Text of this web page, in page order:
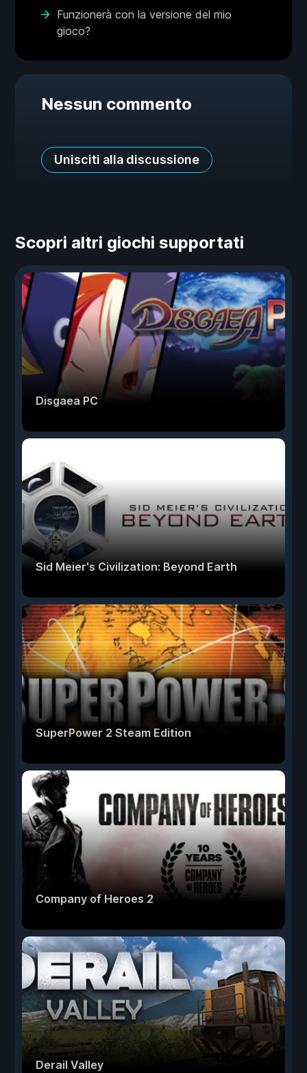
Funzionerà con la versione del mio
gioco?
Nessun commento
Unisciti alla discussione
Scopri altri giochi supportati
Disgaea PC
Sid Meier's Civilization: Beyond Earth
SuperPower 2 Steam Edition
Company of Heroes 2
Derail Valley